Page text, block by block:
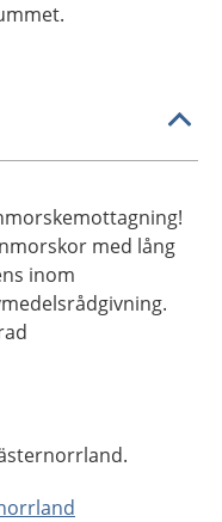
med lång
inom